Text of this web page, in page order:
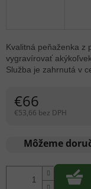
€66
€53,66 bez DPH
cena:
Môžeme
Kvalitná peňaženka z
vygravírovať
Služba je zahrnutá v